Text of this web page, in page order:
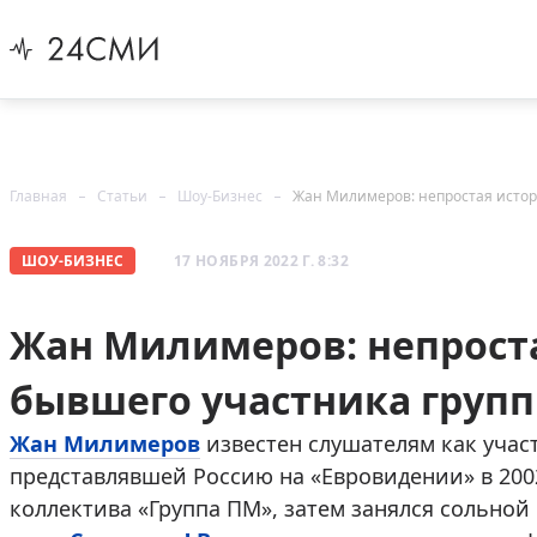
Главная Статьи Шоу-Бизнес Жан Милимеров: непростая
ШОУ-БИЗНЕС 17 НОЯБРЯ 2022 Г. 8:32
Жан Милимеров:
бывшего участника
Жан Милимеров известен слушателям как
представлявшей Россию на «Евровидении» в
коллектива «Группа ПМ», затем занялся